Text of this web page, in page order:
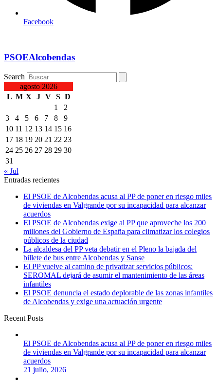
Facebook
PSOEAlcobendas
Search
agosto 2026
L M X J V S D
1
2
3
4 5 6 7 8
9
10 11 12 13 14 15 16
17 18 19 20 21 22 23
24 25 26 27 28 29 30
31
« Jul
Entradas recientes
El PSOE de Alcobendas acusa al PP de poner en riesgo miles
de viviendas en Valgrande por su incapacidad para alcanzar
acuerdos
El PSOE de Alcobendas exige al PP que aproveche los 200
millones del Gobierno de España para climatizar los colegios
públicos de la ciudad
La alcaldesa del PP veta debatir en el Pleno la bajada del
billete de bus entre Alcobendas y Sanse
El PP vuelve al camino de privatizar servicios públicos:
SEROMAL dejará de asumir el mantenimiento de las áreas
infantiles
El PSOE denuncia el estado deplorable de las zonas infantiles
de Alcobendas y exige una actuación urgente
Recent Posts
El PSOE de Alcobendas acusa al PP de poner en riesgo miles
de viviendas en Valgrande por su incapacidad para alcanzar
acuerdos
21 julio, 2026